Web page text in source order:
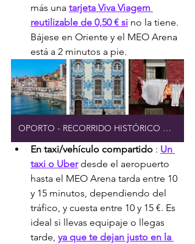
más una tarjeta Viva Viagem
reutilizable de 0,50 € si no la tiene.
Bájese en Oriente y el MEO Arena
está a 2 minutos a pie.
OPORTO - RECORRIDO HISTÓRICO A PIE
En taxi/vehículo compartido : Un
taxi o Uber desde el aeropuerto
hasta el MEO Arena tarda entre 10
y 15 minutos, dependiendo del
tráfico, y cuesta entre 10 y 15 €. Es
ideal si llevas equipaje o llegas
tarde, ya que te dejan justo en la